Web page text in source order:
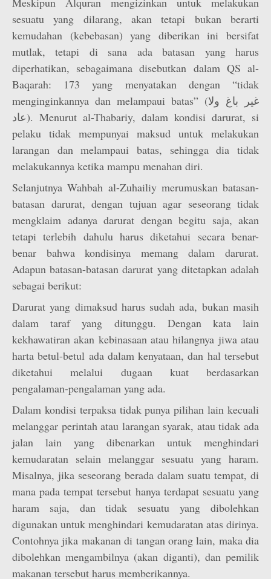
sesuatu yang dilarang, akan tetapi bukan berarti
kemudahan (kebebasan) yang diberikan ini bersifat
mutlak, tetapi di sana ada batasan yang harus
diperhatikan, sebagaimana disebutkan dalam QS al-
Baqarah: 173 yang menyatakan dengan “tidak
menginginkannya dan melampaui batas” (غير باغ ولا
عاد). Menurut al-Thabariy, dalam kondisi darurat, si
pelaku tidak mempunyai maksud untuk melakukan
larangan dan melampaui batas, sehingga dia tidak
melakukannya ketika mampu menahan diri.
Selanjutnya Wahbah al-Zuhailiy merumuskan batasan-
batasan darurat, dengan tujuan agar seseorang tidak
mengklaim adanya darurat dengan begitu saja, akan
tetapi terlebih dahulu harus diketahui secara benar-
benar bahwa kondisinya memang dalam darurat.
Adapun batasan-batasan darurat yang ditetapkan adalah
sebagai berikut:
Darurat yang dimaksud harus sudah ada, bukan masih
dalam taraf yang ditunggu. Dengan kata lain
kekhawatiran akan kebinasaan atau hilangnya jiwa atau
harta betul-betul ada dalam kenyataan, dan hal tersebut
diketahui melalui dugaan kuat berdasarkan
pengalaman-pengalaman yang ada.
Dalam kondisi terpaksa tidak punya pilihan lain kecuali
melanggar perintah atau larangan syarak, atau tidak ada
jalan lain yang dibenarkan untuk menghindari
kemudaratan selain melanggar sesuatu yang haram.
Misalnya, jika seseorang berada dalam suatu tempat, di
mana pada tempat tersebut hanya terdapat sesuatu yang
haram saja, dan tidak sesuatu yang dibolehkan
digunakan untuk menghindari kemudaratan atas dirinya.
Contohnya jika makanan di tangan orang lain, maka dia
dibolehkan mengambilnya (akan diganti), dan pemilik
makanan tersebut harus memberikannya.